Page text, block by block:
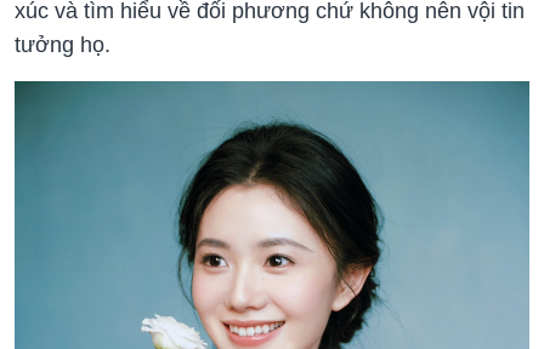
xúc và tìm hiểu về đối phương chứ không nên vội tin
tưởng họ.